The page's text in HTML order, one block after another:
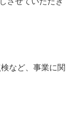
など、事業に関